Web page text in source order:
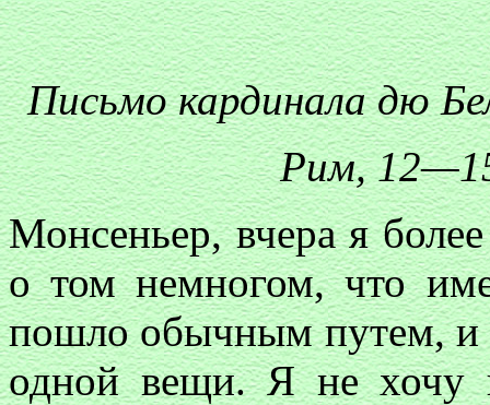
Письмо кардинала дю
Рим,
Монсеньер, вчера я
о том немногом, что
пошло обычным путем, и
одной вещи. Я не хочу